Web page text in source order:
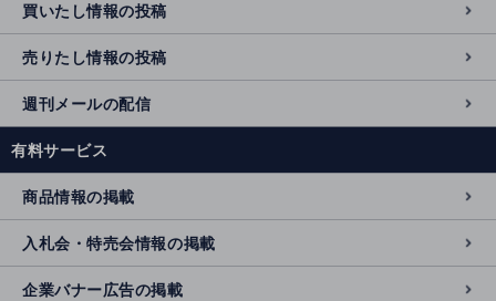
買いたし情報の投稿
売りたし情報の投稿
週刊メールの配信
有料サービス
商品情報の掲載
入札会・特売会情報の掲載
企業バナー広告の掲載